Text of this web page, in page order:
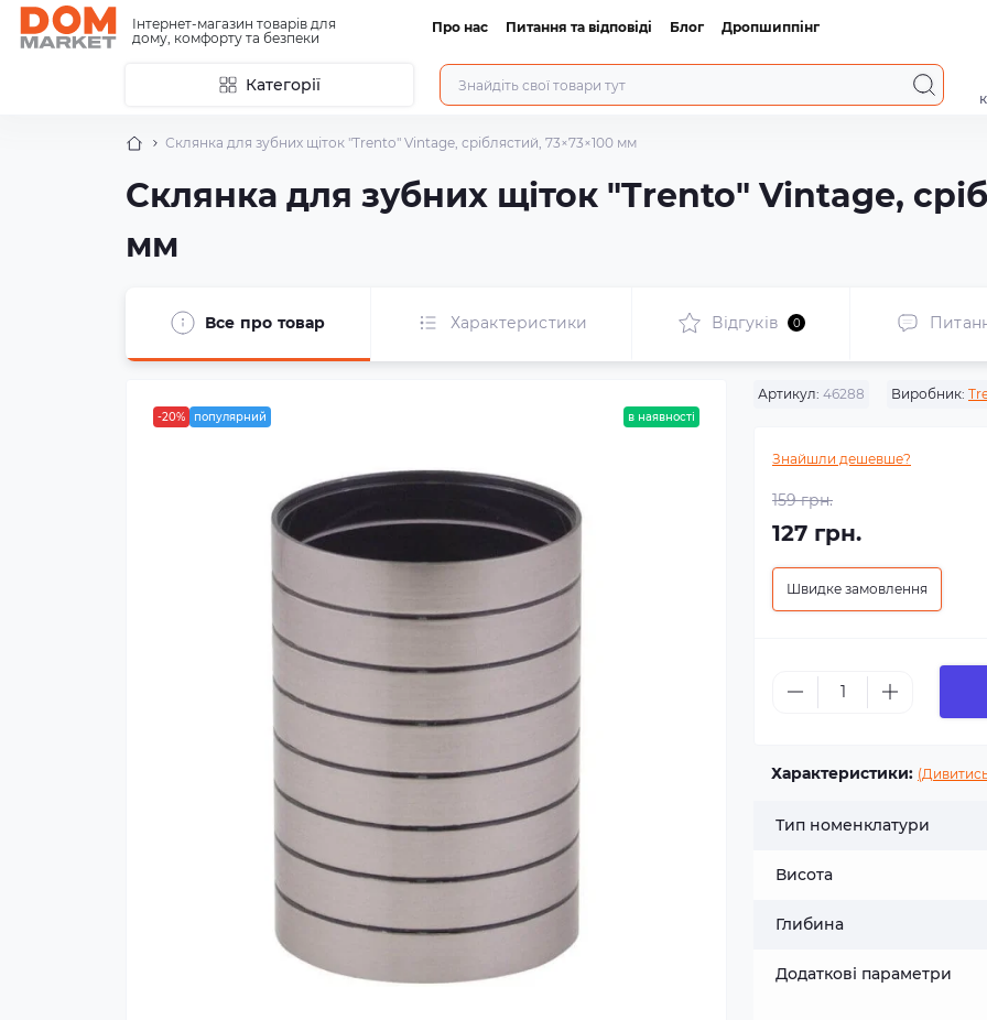
Інтернет-магазин товарів для
дому, комфорту та безпеки
Про нас Питання та відповіді Блог Дропшиппінг
Категорії
Склянка для зубних щіток "Trento" Vintage, сріблястий, 73×73×100 мм
Склянка для зубних щіток "Trento" Vintage,
мм
Все про товар Характеристики Відгуків 0
-20% популярний в наявності
Артикул: 46288 Виробник:
Знайшли дешевше?
159 грн.
127 грн.
Швидке замовлення
Характеристики:
Тип номенклатури
Висота
Глибина
Додаткові параметри